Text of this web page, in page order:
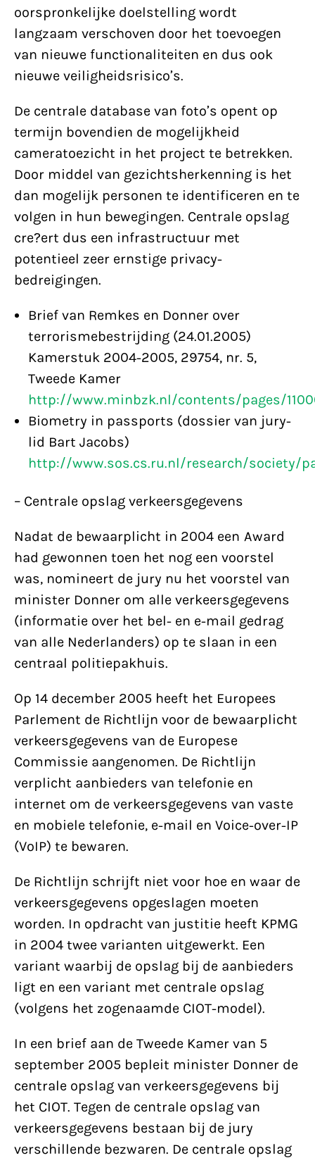
oorspronkelijke doelstelling wordt
langzaam verschoven door het toevoegen
van nieuwe functionaliteiten en dus ook
nieuwe veiligheidsrisico’s.
De centrale database van foto’s opent op
termijn bovendien de mogelijkheid
cameratoezicht in het project te betrekken.
Door middel van gezichtsherkenning is het
dan mogelijk personen te identificeren en te
volgen in hun bewegingen. Centrale opslag
cre?ert dus een infrastructuur met
potentieel zeer ernstige privacy-
bedreigingen.
Brief van Remkes en Donner over
terrorismebestrijding (24.01.2005)
Kamerstuk 2004-2005, 29754, nr. 5,
Tweede Kamer
http://www.minbzk.nl/contents/pages/
Biometry in passports (dossier van jury-
lid Bart Jacobs)
http://www.sos.cs.ru.nl/research/society/
– Centrale opslag verkeersgegevens
Nadat de bewaarplicht in 2004 een Award
had gewonnen toen het nog een voorstel
was, nomineert de jury nu het voorstel van
minister Donner om alle verkeersgegevens
(informatie over het bel- en e-mail gedrag
van alle Nederlanders) op te slaan in een
centraal politiepakhuis.
Op 14 december 2005 heeft het Europees
Parlement de Richtlijn voor de bewaarplicht
verkeersgegevens van de Europese
Commissie aangenomen. De Richtlijn
verplicht aanbieders van telefonie en
internet om de verkeersgegevens van vaste
en mobiele telefonie, e-mail en Voice-over-IP
(VoIP) te bewaren.
De Richtlijn schrijft niet voor hoe en waar de
verkeersgegevens opgeslagen moeten
worden. In opdracht van justitie heeft KPMG
in 2004 twee varianten uitgewerkt. Een
variant waarbij de opslag bij de aanbieders
ligt en een variant met centrale opslag
(volgens het zogenaamde CIOT-model).
In een brief aan de Tweede Kamer van 5
september 2005 bepleit minister Donner de
centrale opslag van verkeersgegevens bij
het CIOT. Tegen de centrale opslag van
verkeersgegevens bestaan bij de jury
verschillende bezwaren. De centrale opslag